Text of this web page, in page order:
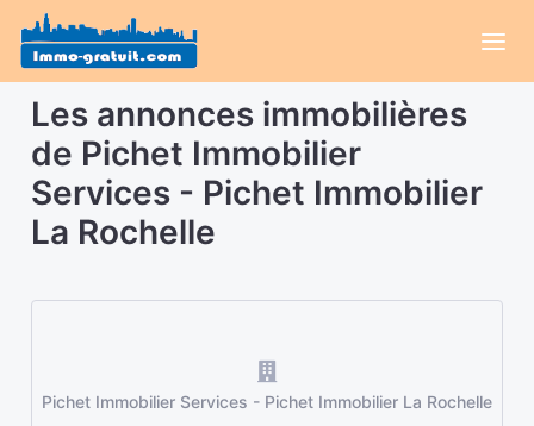
Les annonces immobilières
de Pichet Immobilier
Services - Pichet Immobilier
La Rochelle
Pichet Immobilier Services - Pichet Immobilier La Rochelle